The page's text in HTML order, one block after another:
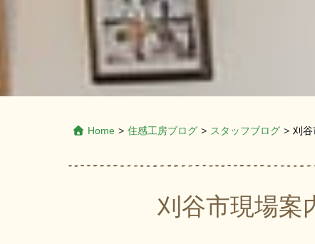
Home > 住感工房ブログ > スタッフブログ > 刈谷
刈谷市現場案